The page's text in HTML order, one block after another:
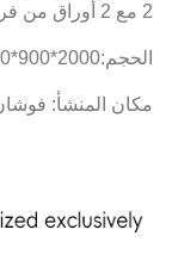
2 مع 2 أوراق من فراش 5 سم
الحجم:2000*900*2120
مكان المنشأ: